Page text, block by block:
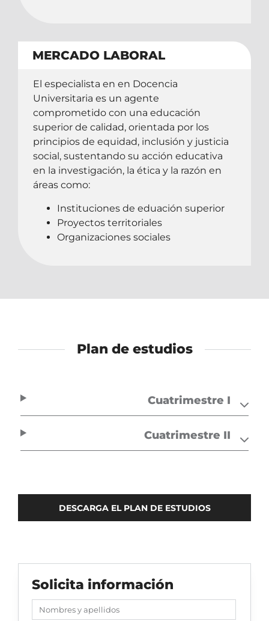
MERCADO LABORAL
El especialista en en Docencia
Universitaria es un agente
comprometido con una educación
superior de calidad, orientada por los
principios de equidad, inclusión y justicia
social, sustentando su acción educativa
en la investigación, la ética y la razón en
áreas como:
Instituciones de eduación superior
Proyectos territoriales
Organizaciones sociales
Plan de estudios
Cuatrimestre I
Cuatrimestre II
DESCARGA EL PLAN DE ESTUDIOS
Solicita información
Nombres y apellidos